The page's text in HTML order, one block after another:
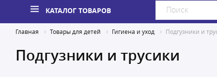
КАТАЛОГ ТОВАРОВ
Главная Товары для детей Гигиена и уход Подгузники и
Подгузники и трусики